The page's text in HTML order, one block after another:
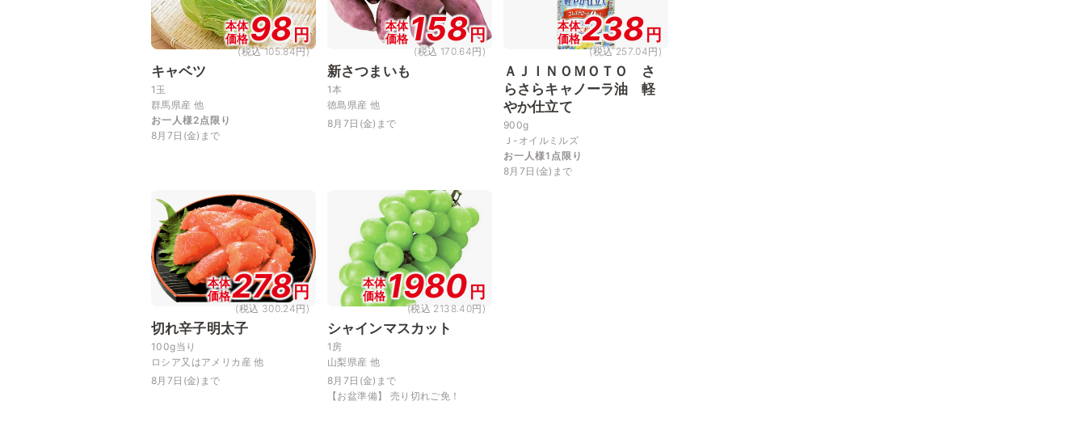
本体
価格98 円
(税込 105.84円)
キャベツ
1玉
群馬県産 他
お一人様2点限り
8月7日(金)まで
本体
価格158円
(税込 170.64円)
新さつまいも
1本
徳島県産 他
8月7日(金)まで
本体
価格238 円
(税込 257.04円)
ＡＪＩＮＯＭＯＴＯ さ
らさらキャノーラ油 軽
やか仕立て
900g
Ｊ-オイルミルズ
お一人様1点限り
8月7日(金)まで
本体
価格278円
(税込 300.24円)
切れ辛子明太子
100g当り
ロシア又はアメリカ産 他
8月7日(金)まで
本体
価格1980 円
(税込 2138.40円)
シャインマスカット
1房
山梨県産 他
8月7日(金)まで
【お盆準備】 売り切れご免！